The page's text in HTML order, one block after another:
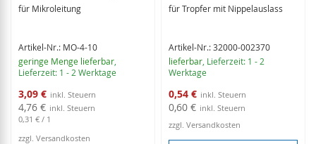
für Mikroleitung
Artikel-Nr.: MO-4-10
geringe Menge lieferbar
Lieferzeit: 1 - 2 Werktage
Sonderangebot
3,09 €
4,76 €
0,31 € / 1
zzgl. Versandkosten
für Tropfer mit Nippelauslass
Artikel-Nr.: 32000-002370
lieferbar , Lieferzeit: 1 - 2
Werktage
Sonderangebot
0,54 €
0,60 €
zzgl. Versandkosten